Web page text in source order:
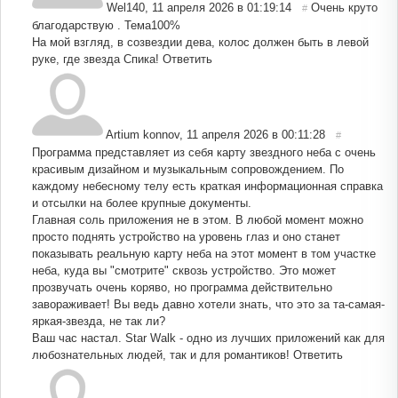
Wel140, 11 апреля 2026 в 01:19:14 # Очень круто
благодарствую . Тема100%
На мой взгляд, в созвездии дева, колос должен быть в левой
руке, где звезда Спика! Ответить
Artium konnov, 11 апреля 2026 в 00:11:28 #
Программа представляет из себя карту звездного неба с очень
красивым дизайном и музыкальным сопровождением. По
каждому небесному телу есть краткая информационная справка
и отсылки на более крупные документы.
Главная соль приложения не в этом. В любой момент можно
просто поднять устройство на уровень глаз и оно станет
показывать реальную карту неба на этот момент в том участке
неба, куда вы "смотрите" сквозь устройство. Это может
прозвучать очень коряво, но программа действительно
завораживает! Вы ведь давно хотели знать, что это за та-самая-
яркая-звезда, не так ли?
Ваш час настал. Star Walk - одно из лучших приложений как для
любознательных людей, так и для романтиков! Ответить